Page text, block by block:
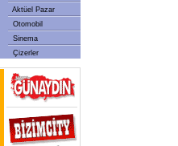
Aktüel Pazar
Otomobil
Sinema
Çizerler